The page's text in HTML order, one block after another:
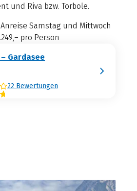
und Riva bzw. Torbole.
Anreise Samstag und Mittwoch
pro Person
Gardasee
22 Bewertungen